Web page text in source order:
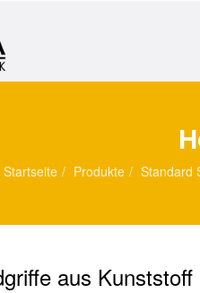
Startseite Produkte Standard
aus